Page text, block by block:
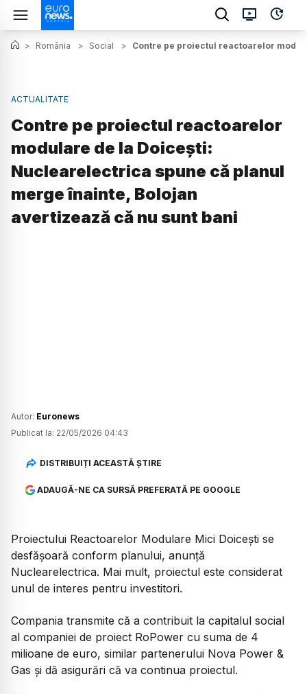
> România > Social > Contre pe proiectul reactoarelor
ACTUALITATE
Contre pe proiectul reactoarelor
modulare de la Doicești:
Nuclearelectrica spune că planul
merge înainte, Bolojan
avertizează că nu sunt bani
Autor: Euronews
Publicat la: 22/05/2026 04:43
DISTRIBUIȚI ACEASTĂ ȘTIRE
ADAUGĂ-NE CA SURSĂ PREFERATĂ PE GOOGLE
Proiectului Reactoarelor Modulare Mici Doicești se
desfășoară conform planului, anunță
Nuclearelectrica. Mai mult, proiectul este considerat
unul de interes pentru investitori.
Compania transmite că a contribuit la capitalul social
al companiei de proiect RoPower cu suma de 4
milioane de euro, similar partenerului Nova Power &
Gas și dă asigurări că va continua proiectul.